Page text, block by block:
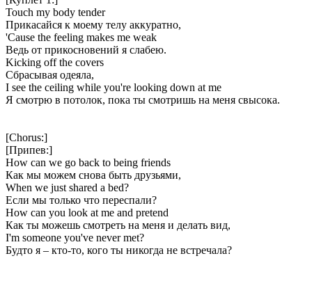
Touch my body tender
Прикасайся к моему телу аккуратно,
'Cause the feeling makes me weak
Ведь от прикосновений я слабею.
Kicking off the covers
Сбрасывая одеяла,
I see the ceiling while you're looking down at me
Я смотрю в потолок, пока ты смотришь на меня свысока.
[Chorus:]
[Припев:]
How can we go back to being friends
Как мы можем снова быть друзьями,
When we just shared a bed?
Если мы только что переспали?
How can you look at me and pretend
Как ты можешь смотреть на меня и делать вид,
I'm someone you've never met?
Будто я – кто-то, кого ты никогда не встречала?